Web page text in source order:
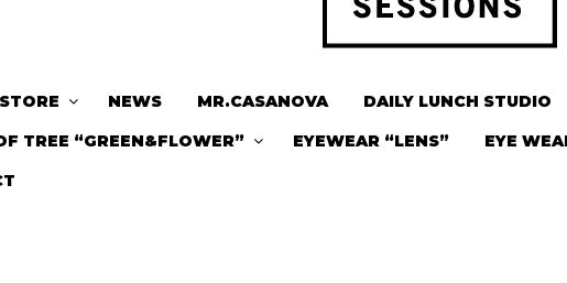
NEWS MR.CASANOVA
DAILY LUNCH STUDIO
TREE “GREEN&FLOWER”
EYEWEAR “LENS” EYE